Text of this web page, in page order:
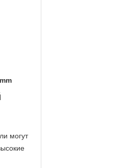
могут